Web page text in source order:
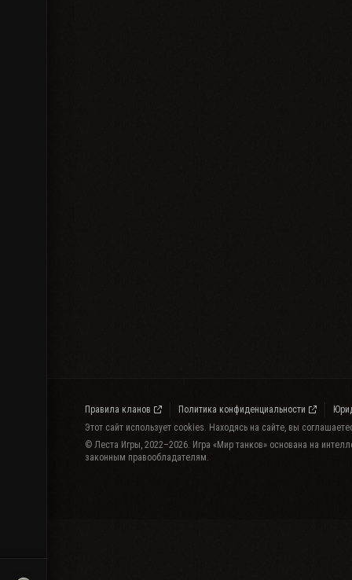
Правила кланов Политика конфиденциальности
Этот сайт использует cookies. Находясь на сайте, вы
© Леста Игры, 2022–2026. Игра «Мир танков» основана на
законным правообладателям.